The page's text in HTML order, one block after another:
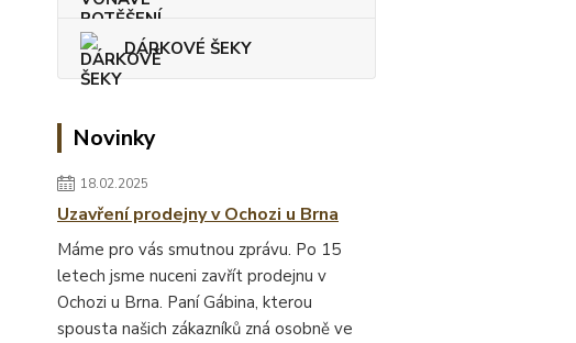
DÁRKOVÉ ŠEKY
Novinky
18.02.2025
Uzavření prodejny v Ochozi u Brna
Máme pro vás smutnou zprávu. Po 15
letech jsme nuceni zavřít prodejnu v
Ochozi u Brna. Paní Gábina, kterou
spousta našich zákazníků zná osobně ve